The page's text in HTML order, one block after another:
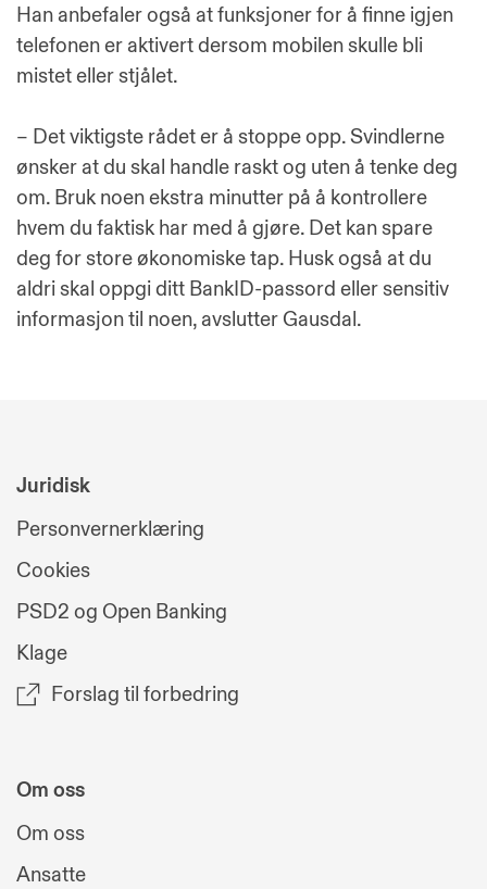
Han anbefaler også at funksjoner for å finne igjen
telefonen er aktivert dersom mobilen skulle bli
mistet eller stjålet.
– Det viktigste rådet er å stoppe opp. Svindlerne
ønsker at du skal handle raskt og uten å tenke deg
om. Bruk noen ekstra minutter på å kontrollere
hvem du faktisk har med å gjøre. Det kan spare
deg for store økonomiske tap. Husk også at du
aldri skal oppgi ditt BankID-passord eller sensitiv
informasjon til noen, avslutter Gausdal.
Juridisk
Personvernerklæring
Cookies
PSD2 og Open Banking
Klage
Forslag til forbedring
Om oss
Om oss
Ansatte